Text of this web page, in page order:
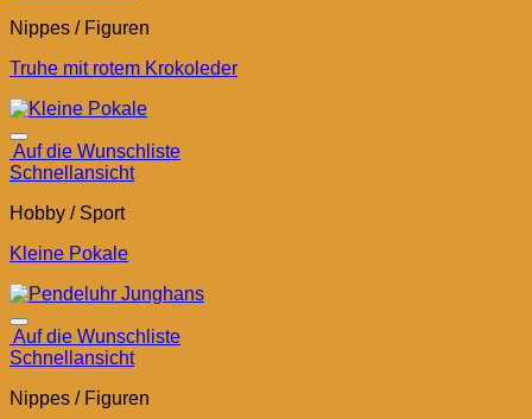
Nippes / Figuren
Truhe mit rotem Krokoleder
Auf die Wunschliste
Schnellansicht
Hobby / Sport
Kleine Pokale
Auf die Wunschliste
Schnellansicht
Nippes / Figuren